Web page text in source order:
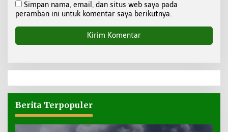
Simpan nama, email, dan situs web saya pada
peramban ini untuk komentar saya berikutnya.
Berita Terpopuler